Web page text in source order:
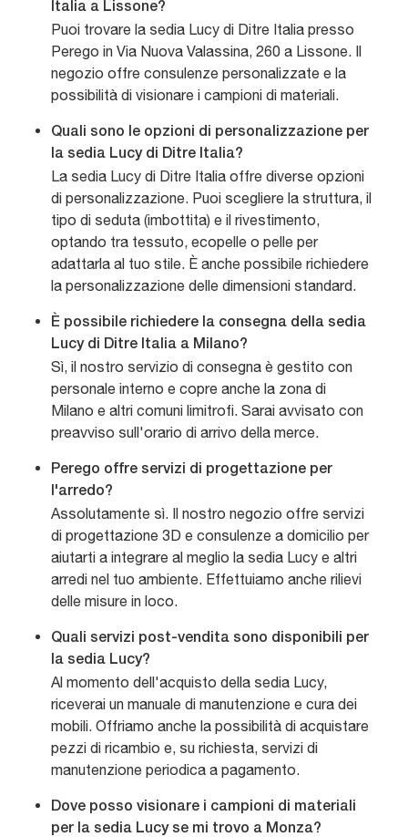
Italia a Lissone?
Puoi trovare la sedia Lucy di Ditre Italia presso
Perego in Via Nuova Valassina, 260 a Lissone. Il
negozio offre consulenze personalizzate e la
possibilità di visionare i campioni di materiali.
Quali sono le opzioni di personalizzazione per
la sedia Lucy di Ditre Italia?
La sedia Lucy di Ditre Italia offre diverse opzioni
di personalizzazione. Puoi scegliere la struttura, il
tipo di seduta (imbottita) e il rivestimento,
optando tra tessuto, ecopelle o pelle per
adattarla al tuo stile. È anche possibile richiedere
la personalizzazione delle dimensioni standard.
È possibile richiedere la consegna della sedia
Lucy di Ditre Italia a Milano?
Sì, il nostro servizio di consegna è gestito con
personale interno e copre anche la zona di
Milano e altri comuni limitrofi. Sarai avvisato con
preavviso sull'orario di arrivo della merce.
Perego offre servizi di progettazione per
l'arredo?
Assolutamente sì. Il nostro negozio offre servizi
di progettazione 3D e consulenze a domicilio per
aiutarti a integrare al meglio la sedia Lucy e altri
arredi nel tuo ambiente. Effettuiamo anche rilievi
delle misure in loco.
Quali servizi post-vendita sono disponibili per
la sedia Lucy?
Al momento dell'acquisto della sedia Lucy,
riceverai un manuale di manutenzione e cura dei
mobili. Offriamo anche la possibilità di acquistare
pezzi di ricambio e, su richiesta, servizi di
manutenzione periodica a pagamento.
Dove posso visionare i campioni di materiali
per la sedia Lucy se mi trovo a Monza?